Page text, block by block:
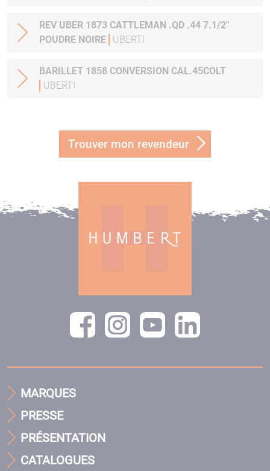
REV UBER 1873 CATTLEMAN .QD .44 7.1/2"
POUDRE NOIRE
UBERTI
BARILLET 1858 CONVERSION CAL.45COLT
UBERTI
Trouver mon revendeur
MARQUES
PRESSE
PRÉSENTATION
CATALOGUES